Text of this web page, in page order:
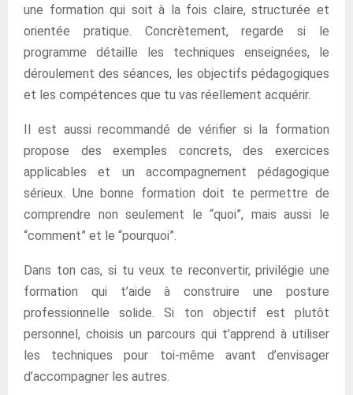
une formation qui soit à la fois claire, structurée et
orientée pratique. Concrètement, regarde si le
programme détaille les techniques enseignées, le
déroulement des séances, les objectifs pédagogiques
et les compétences que tu vas réellement acquérir.
Il est aussi recommandé de vérifier si la formation
propose des exemples concrets, des exercices
applicables et un accompagnement pédagogique
sérieux. Une bonne formation doit te permettre de
comprendre non seulement le “quoi”, mais aussi le
“comment” et le “pourquoi”.
Dans ton cas, si tu veux te reconvertir, privilégie une
formation qui t’aide à construire une posture
professionnelle solide. Si ton objectif est plutôt
personnel, choisis un parcours qui t’apprend à utiliser
les techniques pour toi-même avant d’envisager
d’accompagner les autres.